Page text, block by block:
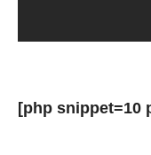
[php snippet=10